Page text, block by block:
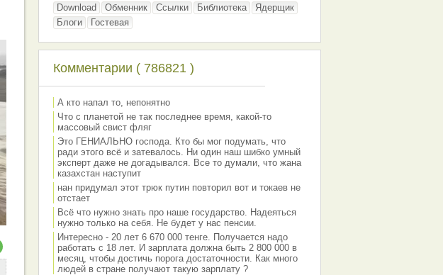
Download
Обменник Ссылки Библиотека
Ядерщик
Блоги
Гостевая
Комментарии ( 786821 )
А кто напал то, непонятно
Что с планетой не так последнее время, какой-то
массовый свист фляг
Это ГЕНИАЛЬНО господа. Кто бы мог подумать, что
ради этого всё и затевалось. Ни один наш шибко умный
эксперт даже не догадывался. Все то думали, что жана
казахстан наступит
нан придумал этот трюк путин повторил вот и токаев не
отстает
Всё что нужно знать про наше государство. Надеяться
нужно только на себя. Не будет у нас пенсии.
Интересно - 20 лет 6 670 000 тенге. Получается надо
работать с 18 лет. И зарплата должна быть 2 800 000 в
месяц, чтобы достичь порога достаточности. Как много
людей в стране получают такую зарплату ?